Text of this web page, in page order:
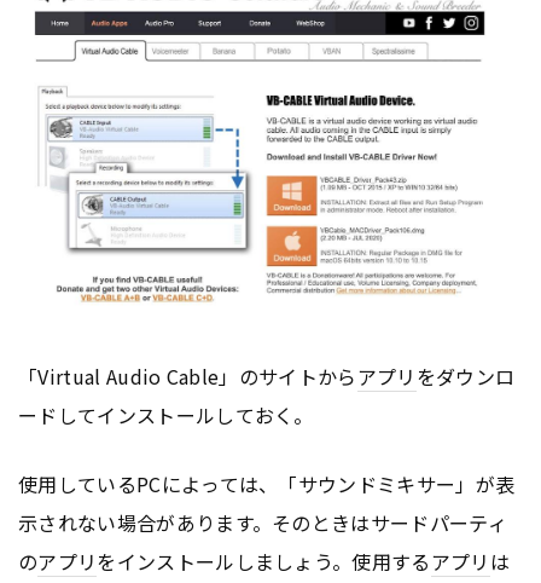
「Virtual Audio Cable」のサイトからアプリ をダウンロ
ードしてインストールしておく。
使用しているPCによっては、「サウンドミキサー」が表
示されない場合があります。そのときはサードパーティ
のアプリをインストールしましょう。使用するアプリ は